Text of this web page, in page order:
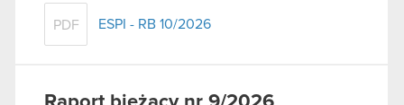
PDF ESPI - RB 10/2026